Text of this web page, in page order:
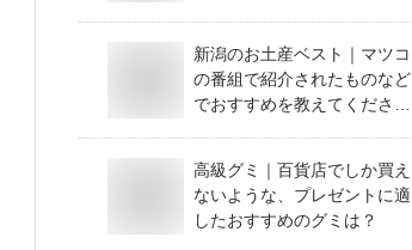
新潟のお土産ベスト｜マツコ
の番組で紹介されたものなど
でおすすめを教えてくださ
高級グミ｜百貨店でしか買え
ないような、プレゼントに適
したおすすめのグミは？